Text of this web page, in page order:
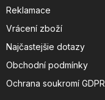
Reklamace
Vrácení zboží
Najčastejšie dotazy
Obchodní podmínky
Ochrana soukromí GDPR